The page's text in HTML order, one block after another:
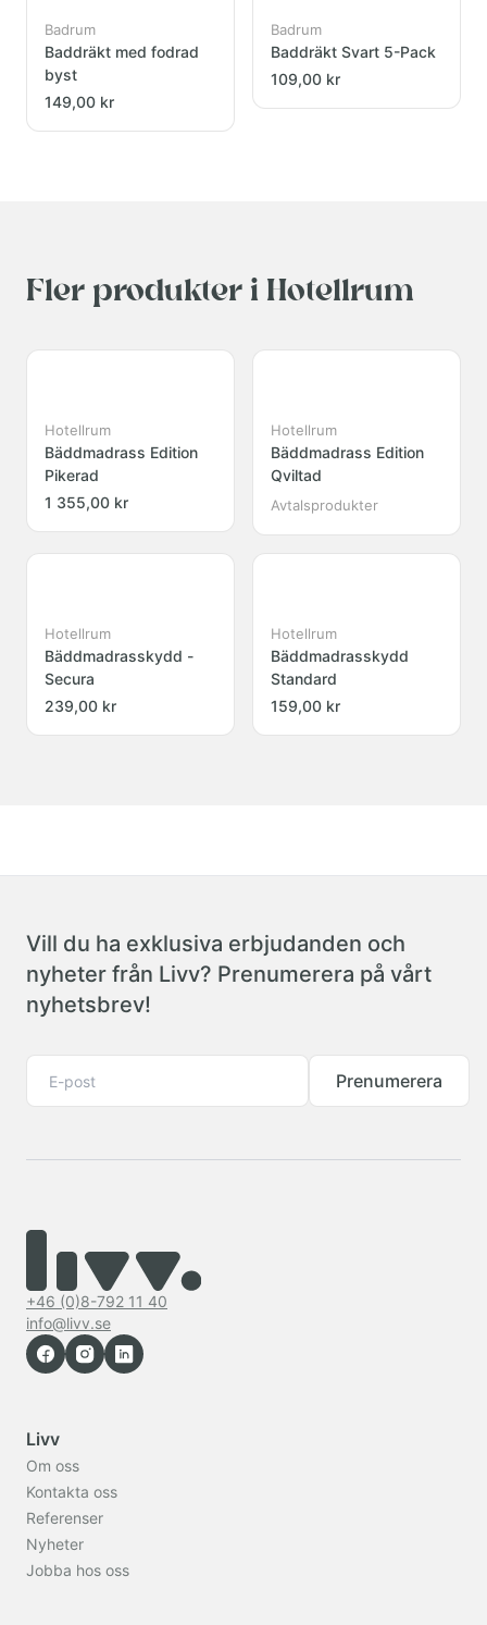
Badrum
Baddräkt med fodrad
byst
149,00 kr
Badrum
Baddräkt Svart 5-Pack
109,00 kr
Fler produkter i Hotellrum
Hotellrum
Bäddmadrass Edition
Pikerad
1 355,00 kr
Hotellrum
Bäddmadrass Edition
Qviltad
Avtalsprodukter
Hotellrum
Bäddmadrasskydd -
Secura
239,00 kr
Hotellrum
Bäddmadrasskydd
Standard
159,00 kr
Vill du ha exklusiva erbjudanden och
nyheter från Livv? Prenumerera på vårt
nyhetsbrev!
Prenumerera
+46 (0)8-792 11 40
info@livv.se
Livv
Om oss
Kontakta oss
Referenser
Nyheter
Jobba hos oss